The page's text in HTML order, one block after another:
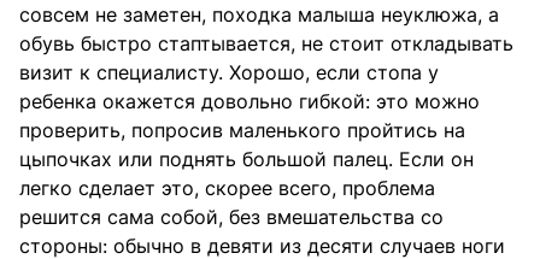
совсем не заметен, походка малыша неуклюжа, а
обувь быстро стаптывается, не стоит откладывать
визит к специалисту. Хорошо, если стопа у
ребенка окажется довольно гибкой: это можно
проверить, попросив маленького пройтись на
цыпочках или поднять большой палец. Если он
легко сделает это, скорее всего, проблема
решится сама собой, без вмешательства со
стороны: обычно в девяти из десяти случаев ноги